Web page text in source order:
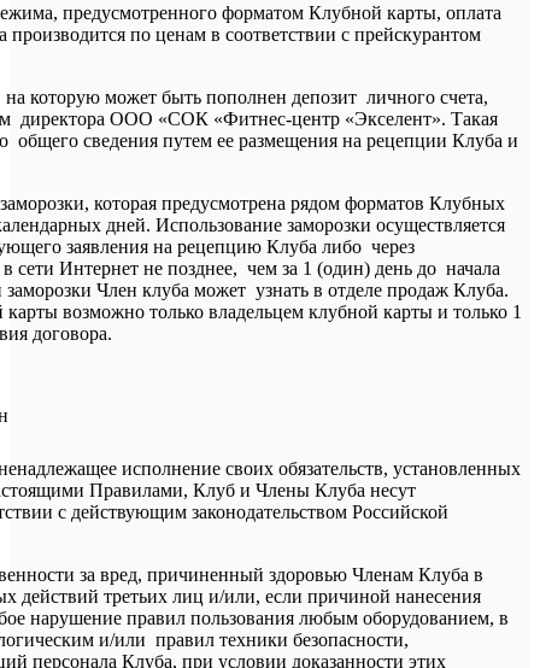
предусмотренного форматом Клубной карты, оплата
производится по ценам в соответствии с прейскурантом
которую может быть пополнен депозит личного счета,
директора ООО «СОК «Фитнес-центр «Экселент». Такая
общего сведения путем ее размещения на рецепции Клуба и
которая предусмотрена рядом форматов Клубных
дней. Использование заморозки осуществляется
заявления на рецепцию Клуба либо через
сети Интернет не позднее, чем за 1 (один) день до начала
Член клуба может узнать в отделе продаж Клуба.
возможно только владельцем клубной карты и только 1
договора.
исполнение своих обязательств, установленных
Правилами, Клуб и Члены Клуба несут
с действующим законодательством Российской
за вред, причиненный здоровью Членам Клуба в
действий третьих лиц и/или, если причиной нанесения
нарушение правил пользования любым оборудованием, в
и/или правил техники безопасности,
персонала Клуба, при условии доказанности этих